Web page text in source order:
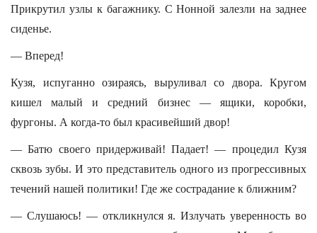
Прикрутил узлы к багажнику. С Нонной залезли на заднее
сиденье.
— Вперед!
Кузя, испуганно озираясь, выруливал со двора. Кругом
кишел малый и средний бизнес — ящики, коробки,
фургоны. А когда-то был красивейший двор!
— Батю своего придерживай! Падает! — процедил Кузя
сквозь зубы. И это представитель одного из прогрессивных
течений нашей политики! Где же сострадание к ближним?
— Слушаюсь! — откликнулся я. Излучать уверенность во